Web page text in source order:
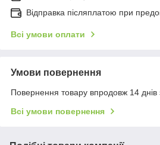
Відправка післяплатою при
Всі умови оплати
Умови повернення
Повернення товару впродовж 14 днів
Всі умови повернення